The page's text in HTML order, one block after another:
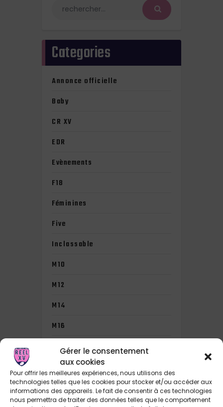
Gérer le consentement
aux cookies
Pour offrir les meilleures expériences, nous utilisons des
technologies telles que les cookies pour stocker et/ou accéder aux
informations des appareils. Le fait de consentir à ces technologies
nous permettra de traiter des données telles que le comportement
Categories
Annonce officielle
Baby
CR XV
EDR
Evènements
F18
Féminines
Five
Inclassable
M10
M12
M14
M16
M19
M6
M8